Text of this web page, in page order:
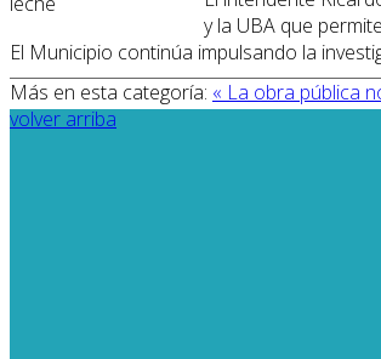
y la UBA que
El Municipio continúa impulsando la
Más en esta categoría: « La obra pública
volver arriba